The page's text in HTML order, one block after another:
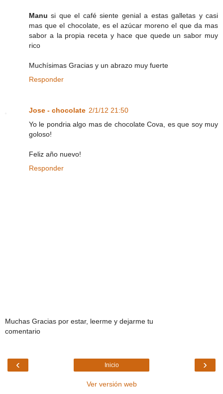
Manu si que el café siente genial a estas galletas y casi
mas que el chocolate, es el azúcar moreno el que da mas
sabor a la propia receta y hace que quede un sabor muy
rico
Muchísimas Gracias y un abrazo muy fuerte
Responder
Jose - chocolate 2/1/12 21:50
Yo le pondria algo mas de chocolate Cova, es que soy muy
goloso!
Feliz año nuevo!
Responder
Muchas Gracias por estar, leerme y dejarme tu
comentario
‹ ›
Inicio
Ver versión web